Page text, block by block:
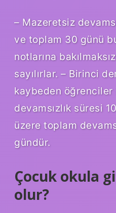
– Mazeretsiz
ve toplam 30 günü
notlarına
sayılırlar. – Birinci
kaybeden
devamsızlık süresi
üzere toplam
gündür.
Çocuk okula
olur?